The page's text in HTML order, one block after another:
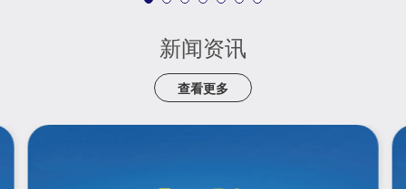
新闻资讯
查看更多